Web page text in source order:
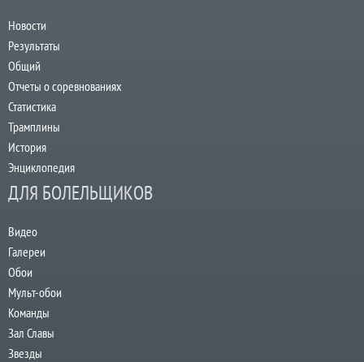
Новости
Результаты
Общий
Отчеты о соревнованиях
Статистика
Трамплины
История
Энциклопедия
ДЛЯ БОЛЕЛЬЩИКОВ
Видео
Галереи
Обои
Мульт-обои
Команды
Зал Славы
Звезды